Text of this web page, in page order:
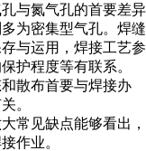
与氮气孔的首要差异
为密集型气孔。焊缝
与运用，焊接工艺参
护程度等有联系。
散布首要与焊接办
。
常见缺点能够看出，
作业。